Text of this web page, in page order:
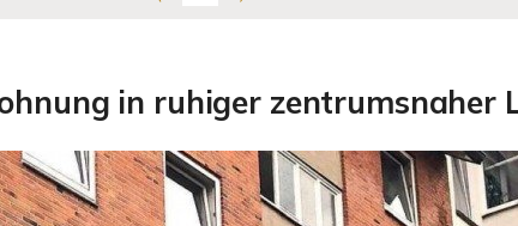
in ruhiger zentrumsnaher